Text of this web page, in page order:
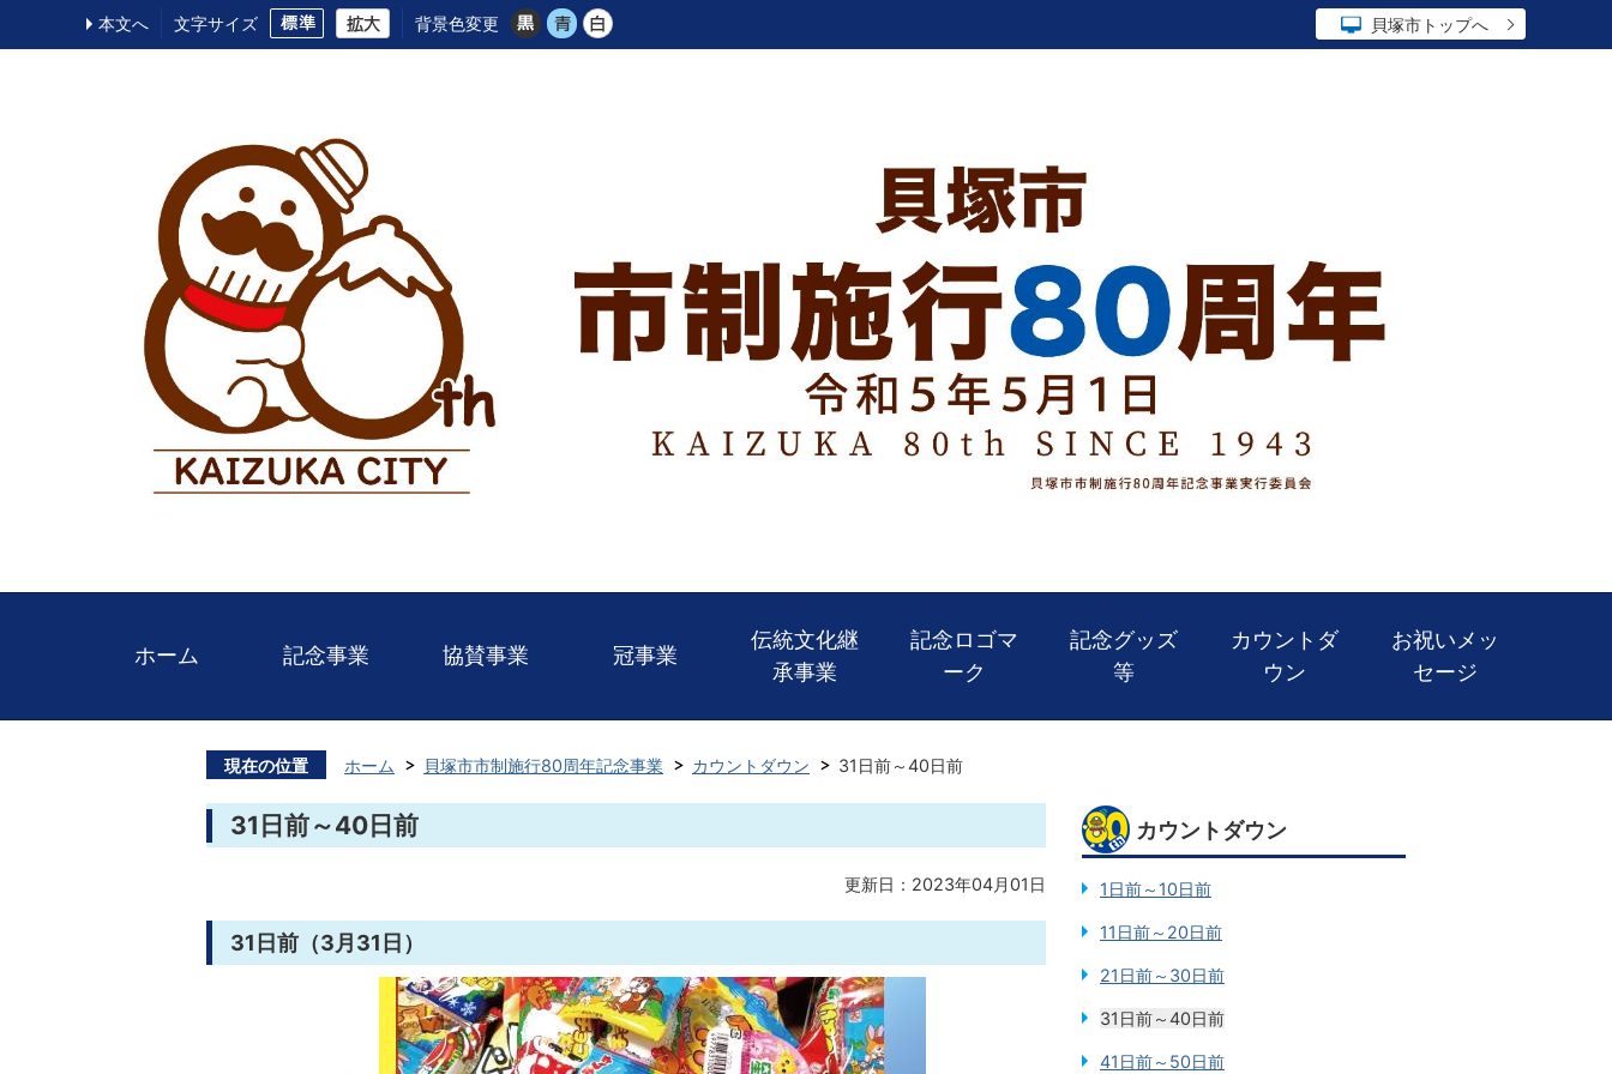
本文へ 文字サイズ 背景色変更 貝塚市トップへ
ホーム 記念事業 協賛事業 冠事業
伝統文化継
承事業
記念ロゴマ
ーク
記念グッズ
等
カウントダ
ウン
お祝いメッ
セージ
現在の位置 ホーム 貝塚市市制施行80周年記念事業 カウントダウン 31日前～40日前
31日前～40日前
更新日：2023年04月01日
31日前（3月31日）
カウントダウン
1日前～10日前
11日前～20日前
21日前～30日前
31日前～40日前
41日前～50日前